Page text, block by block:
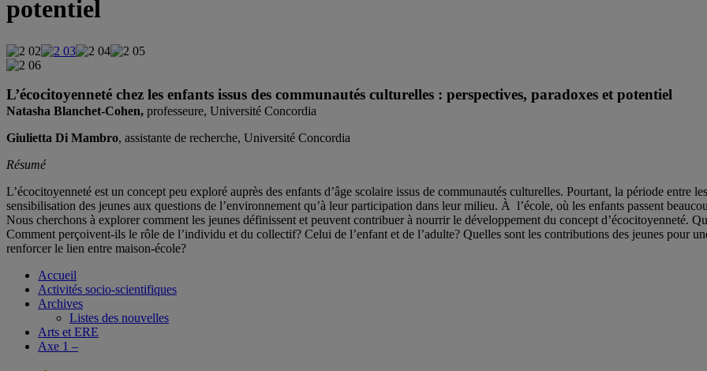
potentiel
L’écocitoyenneté chez les enfants issus des communautés culturelles : perspectives, paradoxes et potentiel
Natasha Blanchet-Cohen, professeure, Université Concordia
Giulietta Di Mambro, assistante de recherche, Université Concordia
Résumé
L’écocitoyenneté est un concept peu exploré auprès des enfants d’âge scolaire issus de communautés culturelles. Pourtant, la période entre
sensibilisation des jeunes aux questions de l’environnement qu’à leur participation dans leur milieu. À l’école, où les enfants passent
Nous cherchons à explorer comment les jeunes définissent et peuvent contribuer à nourrir le développement du concept d’écocitoyenneté.
Comment perçoivent-ils le rôle de l’individu et du collectif? Celui de l’enfant et de l’adulte? Quelles sont les contributions des jeunes pour
renforcer le lien entre maison-école?
Accueil
Activités socio-scientifiques
Archives
Listes des nouvelles
Arts et ERE
Axe 1 –